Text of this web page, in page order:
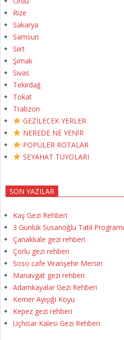
Rize
Sakarya
Samsun
Siirt
Şırnak
Sivas
Tekirdağ
Tokat
Trabzon
GEZİLECEK YERLER
NEREDE NE YENİR
POPÜLER ROTALAR
SEYAHAT TÜYOLARI
SON YAZILAR
Kaş Gezi Rehberi
3 Günlük Susanoğlu Tatil Programı
Çanakkale gezi rehberi
Çorlu gezi rehberi
Soso cafe Viranşehir Mersin
Manavgat gezi rehberi
Adamkayalar Gezi Rehberi
Kemer Ayışığı Koyu
Kepez gezi rehberi
Uçhisar Kalesi Gezi Rehberi